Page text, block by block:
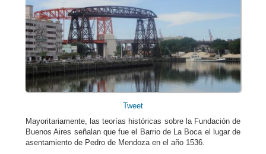
Tweet
Mayoritariamente, las teorías históricas sobre la Fundación de
Buenos Aires señalan que fue el Barrio de La Boca el lugar de
asentamiento de Pedro de Mendoza en el año 1536.